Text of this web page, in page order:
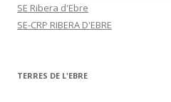
SE Ribera d'Ebre
SE-CRP RIBERA D'EBRE
TERRES DE L'EBRE